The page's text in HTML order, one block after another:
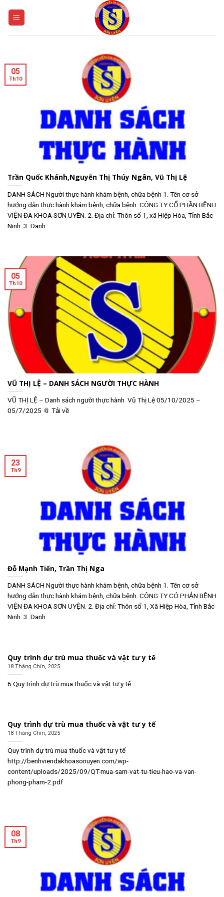
Trần Quốc Khánh,Nguyễn Thị Thúy Ngân, Vũ Thị Lệ
DANH SÁCH Người thực hành khám bệnh, chữa bệnh 1. Tên cơ sở
hướng dẫn thực hành khám bệnh, chữa bệnh: CÔNG TY CỔ PHẦN BỆNH
VIỆN ĐA KHOA SƠN UYÊN. 2. Địa chỉ: Thôn số 1, xã Hiệp Hòa, Tỉnh Bắc
Ninh. 3. Danh
05
Th10
VŨ THỊ LỆ – DANH SÁCH NGƯỜI THỰC HÀNH
VŨ THỊ LỆ – Danh sách người thực hành Vũ Thị Lệ 05/10/2025 –
05/7/2025 📎 Tải về
05
Th10
Đỗ Mạnh Tiến, Trần Thị Nga
DANH SÁCH Người thực hành khám bệnh, chữa bệnh 1. Tên cơ sở
hướng dẫn thực hành khám bệnh, chữa bệnh: CÔNG TY CÓ PHẢN BỆNH
VIỆN ĐA KHOA SƠN UYỆN. 2. Địa chỉ: Thôn số 1, Xã Hiệp Hòa, Tỉnh Bắc
Ninh. 3. Danh
23
Th9
Quy trình dự trù mua thuốc và vật tư y tế
18 Tháng Chín, 2025
6 Quy trình dự trù mua thuốc và vật tư y tế
Quy trình dự trù mua thuốc và vật tư y tế
18 Tháng Chín, 2025
Quy trình dự trù mua thuốc và vật tư y tế
http://benhviendakhoasonuyen.com/wp-
content/uploads/2025/09/QT-mua-sam-vat-tu-tieu-hao-va-van-
phong-pham-2.pdf
08
Th9